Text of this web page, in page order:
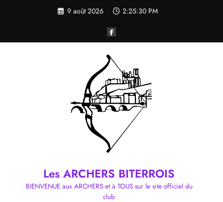
9 août 2026 2:25:30 PM
Les ARCHERS BITERROIS
BIENVENUE aux ARCHERS et à TOUS sur le site officiel du
club